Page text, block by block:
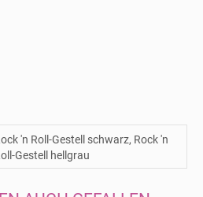
'n Roll-Gestell schwarz, Rock 'n
Gestell hellgrau